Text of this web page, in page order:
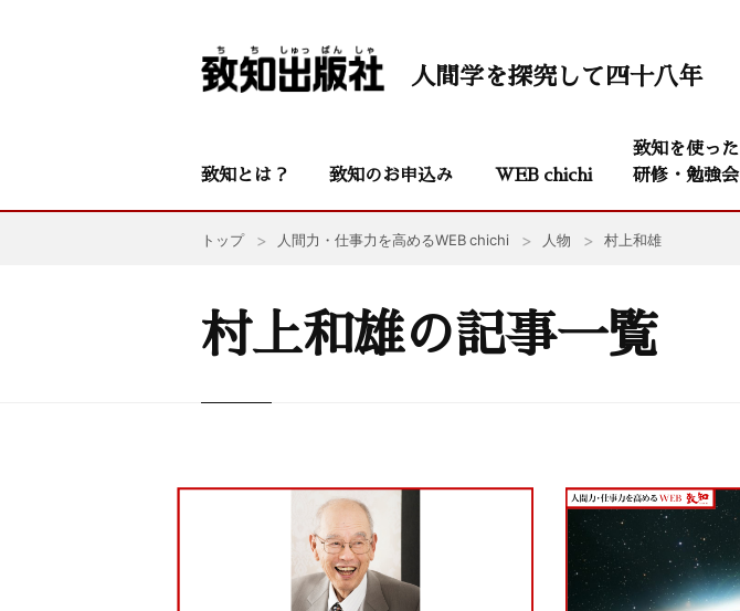
人間学を探究して四十八年
致知とは？ 致知のお申込み WEB chichi
致知を使った
研修・勉強会
トップ 人間力・仕事力を高めるWEB chichi 人物 村上和雄
村上和雄の記事一覧